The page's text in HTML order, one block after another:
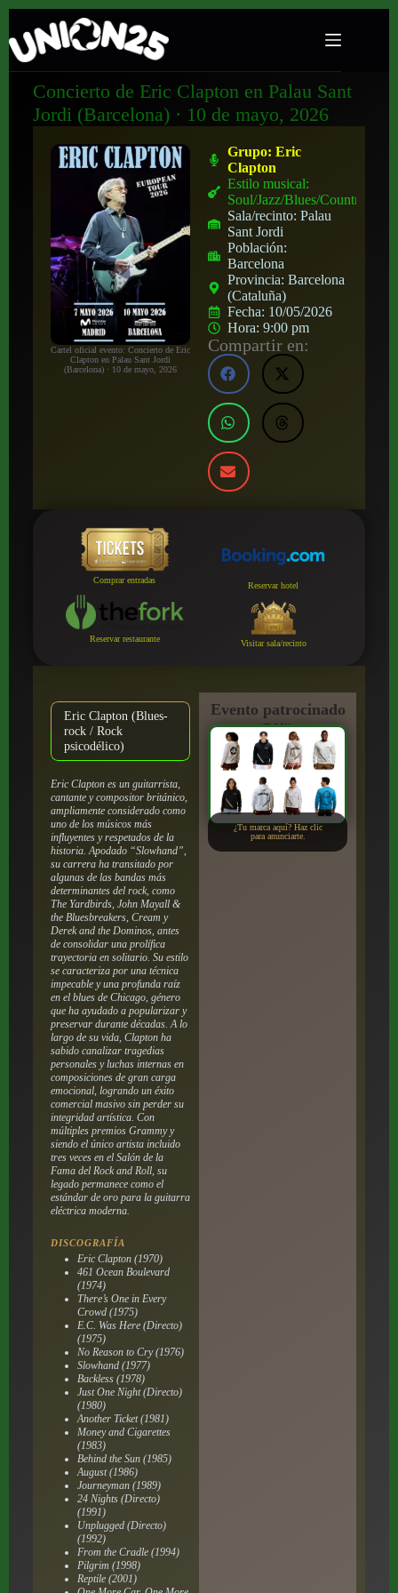
Concierto de Eric Clapton en Palau Sant
Jordi (Barcelona) · 10 de mayo, 2026
Cartel oficial evento: Concierto de Eric
Clapton en Palau Sant Jordi
(Barcelona) · 10 de mayo, 2026
Grupo:Eric
Clapton
Estilo musical:
Soul/Jazz/Blues/Country
Sala/recinto:Palau
Sant Jordi
Población:
Barcelona
Provincia:Barcelona
(Cataluña)
Fecha: 10/05/2026
Hora:9:00 pm
Compartir en:
Comprar entradas
Reservar hotel
Reservar restaurante Visitar sala/recinto
Eric Clapton (Blues-
rock / Rock
psicodélico)
Eric Clapton es un guitarrista,
cantante y compositor británico,
ampliamente considerado como
uno de los músicos más
influyentes y respetados de la
historia. Apodado “Slowhand”,
su carrera ha transitado por
algunas de las bandas más
determinantes del rock, como
The Yardbirds, John Mayall &
the Bluesbreakers, Cream y
Derek and the Dominos, antes
de consolidar una prolífica
trayectoria en solitario. Su estilo
se caracteriza por una técnica
impecable y una profunda raíz
en el blues de Chicago, género
que ha ayudado a popularizar y
preservar durante décadas. A lo
largo de su vida, Clapton ha
sabido canalizar tragedias
personales y luchas internas en
composiciones de gran carga
emocional, logrando un éxito
comercial masivo sin perder su
integridad artística. Con
múltiples premios Grammy y
siendo el único artista incluido
tres veces en el Salón de la
Fama del Rock and Roll, su
legado permanece como el
estándar de oro para la guitarra
eléctrica moderna.
DISCOGRAFÍA
Eric Clapton (1970)
461 Ocean Boulevard
(1974)
There’s One in Every
Crowd (1975)
E.C. Was Here (Directo)
(1975)
No Reason to Cry (1976)
Slowhand (1977)
Backless (1978)
Just One Night (Directo)
(1980)
Another Ticket (1981)
Money and Cigarettes
(1983)
Behind the Sun (1985)
August (1986)
Journeyman (1989)
24 Nights (Directo)
(1991)
Unplugged (Directo)
(1992)
From the Cradle (1994)
Pilgrim (1998)
Reptile (2001)
Evento patrocinado
por:
¿Tu marca aquí? Haz clic
para anunciarte.